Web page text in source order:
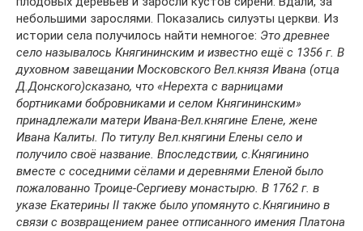
небольшими зарослями. Показались силуэты церкви. Из
истории села получилось найти немногое: Это древнее
село называлось Княгининским и известно ещё с 1356 г. В
духовном завещании Московского Вел.князя Ивана (отца
Д.Донского)сказано, что «Нерехта с варницами
бортниками бобровниками и селом Княгининским»
принадлежали матери Ивана-Вел.княгине Елене, жене
Ивана Калиты. По титулу Вел.княгини Елены село и
получило своё название. Впоследствии, с.Княгинино
вместе с соседними сёлами и деревнями Еленой было
пожалованно Троице-Сергиеву монастырю. В 1762 г. в
указе Екатерины II также было упомянуто с.Княгинино в
связи с возвращением ранее отписанного имения Платона